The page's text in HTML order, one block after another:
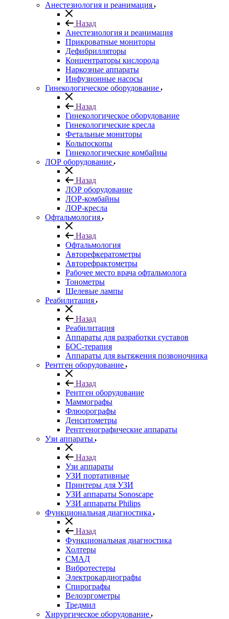
Анестезиология и реанимация
Назад
Анестезиология и реанимация
Прикроватные мониторы
Дефибрилляторы
Концентраторы кислорода
Наркозные аппараты
Инфузионные насосы
Гинекологическое оборудование
Назад
Гинекологическое оборудование
Гинекологические кресла
Фетальные мониторы
Кольпоскопы
Гинекологические комбайны
ЛОР оборудование
Назад
ЛОР оборудование
ЛОР-комбайны
ЛОР-кресла
Офтальмология
Назад
Офтальмология
Авторефкератометры
Авторефрактометры
Рабочее место врача офтальмолога
Тонометры
Щелевые лампы
Реабилитация
Назад
Реабилитация
Аппараты для разработки суставов
БОС-терапия
Аппараты для вытяжения позвоночника
Рентген оборудование
Назад
Рентген оборудование
Маммографы
Флюорографы
Денситометры
Рентгенографические аппараты
Узи аппараты
Назад
Узи аппараты
УЗИ портативные
Принтеры для УЗИ
УЗИ аппараты Sonoscape
УЗИ аппараты Philips
Функциональная диагностика
Назад
Функциональная диагностика
Холтеры
СМАД
Вибротестеры
Электрокардиографы
Спирографы
Велоэргометры
Тредмил
Хирургическое оборудование